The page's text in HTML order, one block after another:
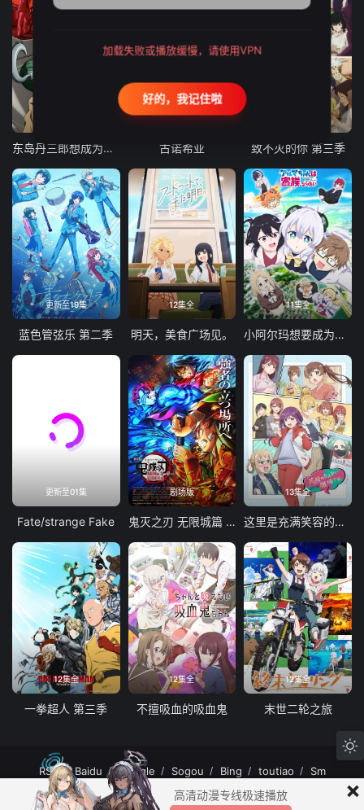
东岛丹三郎想成为假面骑士
更新至21集
古诺希亚 致不灭的你 第三季
更新至19集
蓝色管弦乐 第二季
12集全
明天，美食广场见。
11集全
小阿尔玛想要成为家人
更新至01集
Fate/strange Fake
剧场版
鬼灭之刃 无限城篇 第一章 猗窝座再袭
13集全
这里是充满笑容的职场。
12集全
一拳超人 第三季
12集全
不擅吸血的吸血鬼
12集全
末世二轮之旅
RSS Baidu Google Sogou Bing toutiao Sm
MuteFun动漫网站-无声乐趣-(゜-゜)つロ 干杯~MuteFun动漫网站所有内容均来
自互联网分享站点所提供的公开引用资源，未提供资源上传、存储服务。
×
高清动漫专线极速播放
加载失败或播放缓慢，请使用VPN
好的，我记住啦